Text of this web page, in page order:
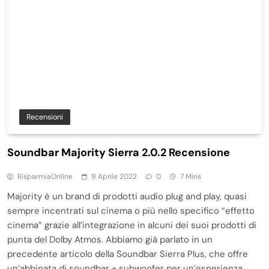
Recensioni
Soundbar Majority Sierra 2.0.2 Recensione
RisparmiaOnline 9 Aprile 2022 0 7 Mins
Majority è un brand di prodotti audio plug and play, quasi
sempre incentrati sul cinema o più nello specifico “effetto
cinema” grazie all’integrazione in alcuni dei suoi prodotti di
punta del Dolby Atmos. Abbiamo già parlato in un
precedente articolo della Soundbar Sierra Plus, che offre